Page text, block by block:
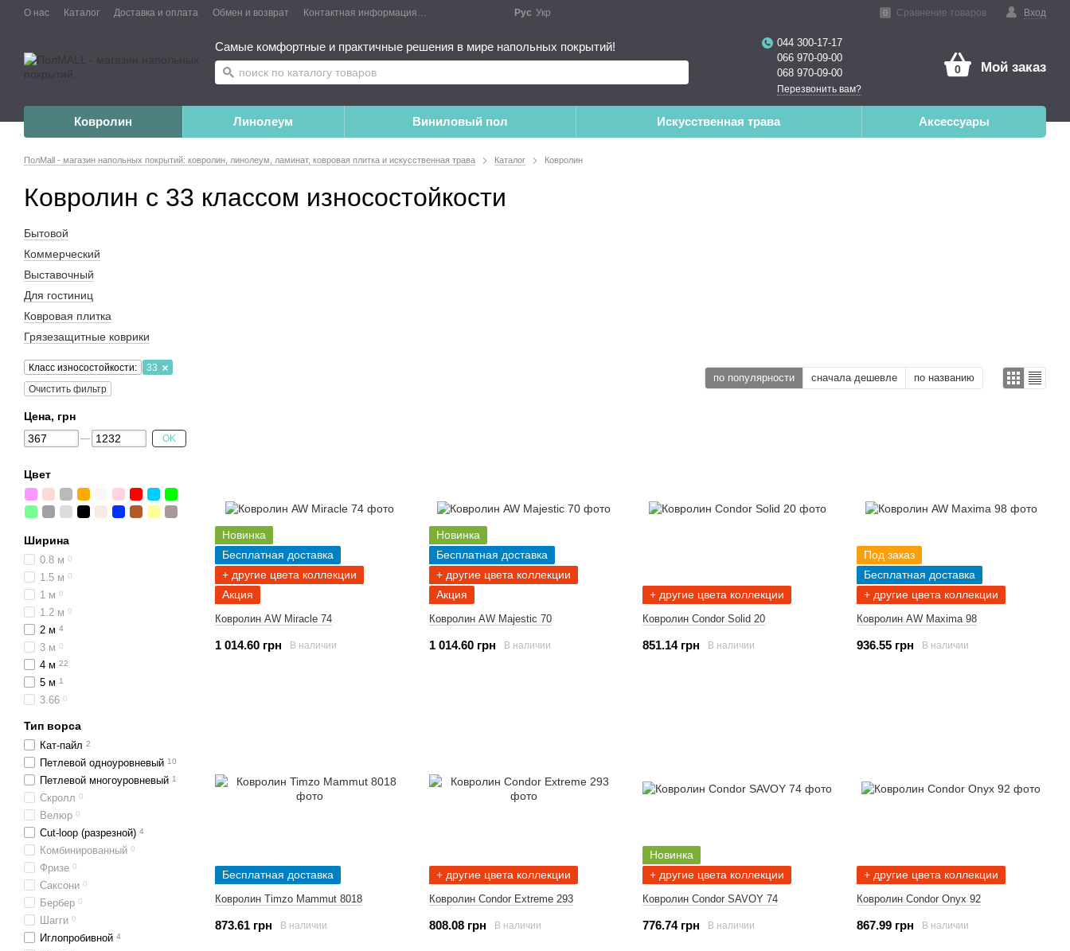
О нас Каталог Доставка и оплата Обмен и возврат Контактная информация Публичный договор Вход
0 Сравнение товаров
Рус Укр
Самые комфортные и практичные решения в мире напольных покрытий!
044 300-17-17
066 970-09-00
068 970-09-00
Перезвонить вам?
0 Мой заказ
Ковролин Линолеум Виниловый пол Искусственная трава Аксессуары
ПолMall - магазин напольных покрытий: ковролин, линолеум, ламинат, ковровая плитка и искусственная трава Каталог Ковролин
Ковролин с 33 классом износостойкости
по популярности сначала дешевле по названию
Новинка
Бесплатная доставка
+ другие цвета коллекции
Акция
Ковролин AW Miracle 74
1 014.60 грн В наличии
Новинка
Бесплатная доставка
+ другие цвета коллекции
Акция
Ковролин AW Majestic 70
1 014.60 грн В наличии
+ другие цвета коллекции
Ковролин Condor Solid 20
851.14 грн В наличии
Под заказ
Бесплатная доставка
+ другие цвета коллекции
Ковролин AW Maxima 98
936.55 грн В наличии
Бесплатная доставка
Ковролин Timzo Mammut 8018
873.61 грн В наличии
+ другие цвета коллекции
Ковролин Condor Extreme 293
808.08 грн В наличии
Новинка
+ другие цвета коллекции
Ковролин Condor SAVOY 74
776.74 грн В наличии
+ другие цвета коллекции
Ковролин Condor Onyx 92
867.99 грн В наличии
Бытовой
Коммерческий
Выставочный
Для гостиниц
Ковровая плитка
Грязезащитные коврики
Класс износостойкости:
33
Очистить фильтр
Цена, грн
OK
Цвет
Ширина
0.8 м 0
1.5 м 0
1 м 0
1.2 м 0
2 м 4
3 м 0
4 м 22
5 м 1
3.66 0
Тип ворса
Кат-пайл 2
Петлевой одноуровневый 10
Петлевой многоуровневый 1
Скролл 0
Велюр 0
Cut-loop (разрезной) 4
Комбинированный 0
Фризе 0
Саксони 0
Бербер 0
Шагги 0
Иглопробивной 4